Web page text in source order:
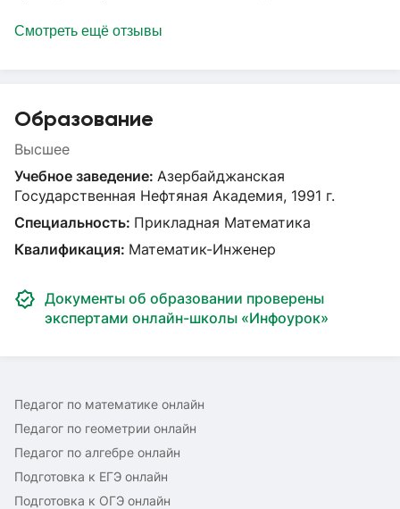
Смотреть ещё отзывы
Образование
Высшее
Учебное заведение: Азербайджанская
Государственная Нефтяная Академия, 1991 г.
Специальность: Прикладная Математика
Квалификация: Математик-Инженер
Документы об образовании проверены
экспертами онлайн-школы «Инфоурок»
Педагог по математике онлайн
Педагог по геометрии онлайн
Педагог по алгебре онлайн
Подготовка к ЕГЭ онлайн
Подготовка к ОГЭ онлайн